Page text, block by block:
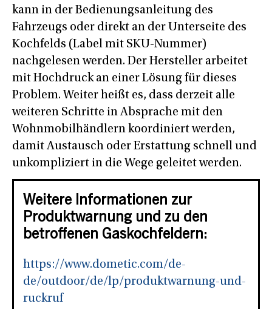
kann in der Bedienungsanleitung des
Fahrzeugs oder direkt an der Unterseite des
Kochfelds (Label mit SKU-Nummer)
nachgelesen werden. Der Hersteller arbeitet
mit Hochdruck an einer Lösung für dieses
Problem. Weiter heißt es, dass derzeit alle
weiteren Schritte in Absprache mit den
Wohnmobilhändlern koordiniert werden,
damit Austausch oder Erstattung schnell und
unkompliziert in die Wege geleitet werden.
Weitere Informationen zur
Produktwarnung und zu den
betroffenen Gaskochfeldern:
https://www.dometic.com/de-
de/outdoor/de/lp/produktwarnung-und-
ruckruf